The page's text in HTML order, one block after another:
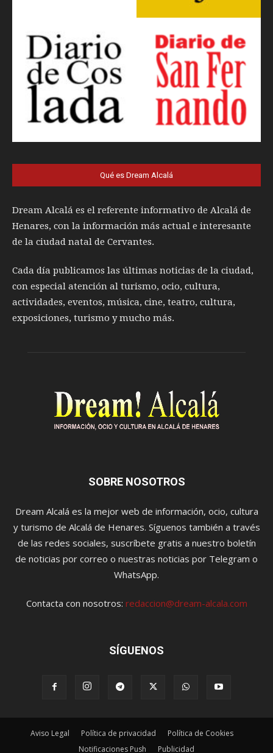
Qué es Dream Alcalá
Dream Alcalá es el referente informativo de Alcalá de
Henares, con la información más actual e interesante
de la ciudad natal de Cervantes.
Cada día publicamos las últimas noticias de la ciudad,
con especial atención al turismo, ocio, cultura,
actividades, eventos, música, cine, teatro, cultura,
exposiciones, turismo y mucho más.
SOBRE NOSOTROS
Dream Alcalá es la mejor web de información, ocio, cultura
y turismo de Alcalá de Henares. Síguenos también a través
de las redes sociales, suscríbete gratis a nuestro boletín
de noticias por correo o nuestras noticias por Telegram o
WhatsApp.
Contacta con nosotros: redaccion@dream-alcala.com
SÍGUENOS
Aviso Legal Política de privacidad
Política de Cookies
Notificaciones Push
Publicidad